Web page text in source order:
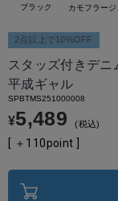
2点以上で10%OFF
スタッズ付きデ
平成ギャル
SPBTMS251000008
¥5,489 税込
[ ＋ 110point ]
ブラック カモフラージ